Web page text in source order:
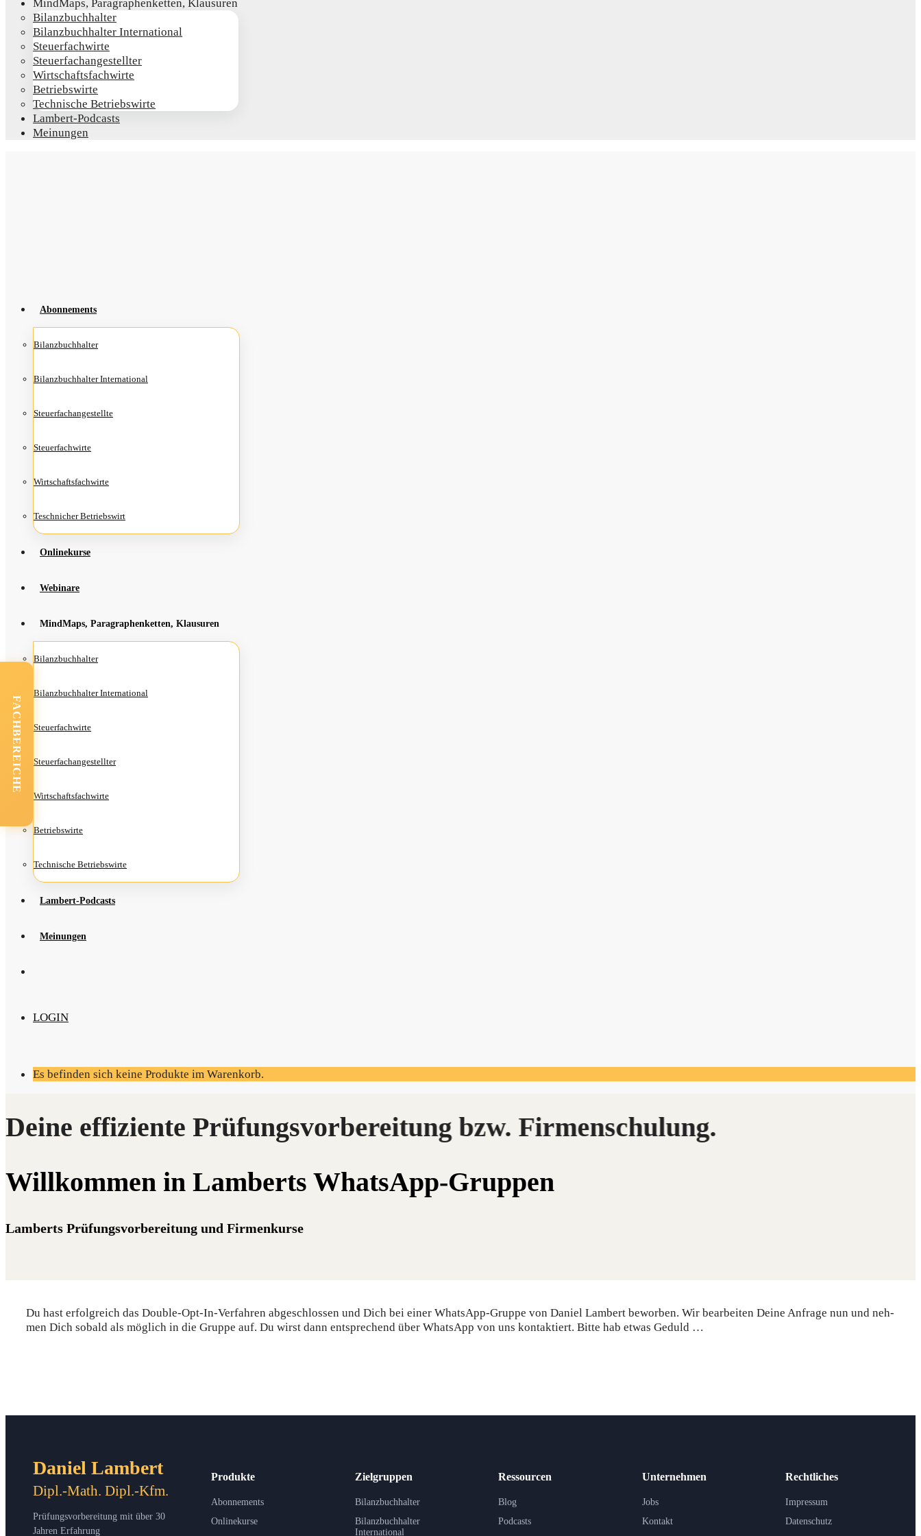
Mind­Maps, Para­gra­phen­ket­ten, Klausuren
Bilanz­buch­hal­ter
Bilanz­buch­hal­ter International
Steu­er­fach­wir­te
Steu­er­fach­an­ge­stell­ter
Wirt­schafts­fach­wir­te
Betriebs­wir­te
Tech­ni­sche Betriebswirte
Lam­­bert-Pod­­casts
Mei­nun­gen
Abon­ne­ments
Bilanz­buch­hal­ter
Bilanz­buch­hal­ter International
Steu­er­fach­an­ge­stell­te
Steu­er­fach­wir­te
Wirt­schafts­fach­wir­te
Teschni­cher Betriebswirt
Online­kur­se
Web­i­na­re
Mind­Maps, Para­gra­phen­ket­ten, Klausuren
Bilanz­buch­hal­ter
Bilanz­buch­hal­ter International
Steu­er­fach­wir­te
Steu­er­fach­an­ge­stell­ter
Wirt­schafts­fach­wir­te
Betriebs­wir­te
Tech­ni­sche Betriebswirte
Lam­­bert-Pod­­casts
Mei­nun­gen
LOGIN
Es befinden sich keine Produkte im Warenkorb.
Will­kom­men in Lam­berts WhatsApp-Gruppen
Lamberts Prüfungsvorbereitung und Firmenkurse
Du hast erfolg­reich das Dou­ble-Opt-In-Ver­fah­ren abge­schlos­sen und Dich bei einer Whats­App-Grup­pe von Dani­el Lam­bert bewor­ben. Wir bear­bei­ten Dei­ne Anfra­ge nun und neh­
men Dich sobald als mög­lich in die Grup­pe auf. Du wirst dann ent­spre­chend über Whats­App von uns kon­tak­tiert. Bit­te hab etwas Geduld …
Daniel Lambert
Dipl.-Math. Dipl.-Kfm.
Prüfungsvorbereitung mit über 30
Jahren Erfahrung
Produkte
Abonnements
Onlinekurse
Zielgruppen
Bilanzbuchhalter
Bilanzbuchhalter
International
Ressourcen
Blog
Podcasts
Unternehmen
Jobs
Kontakt
Rechtliches
Impressum
Datenschutz
FACHBEREICHE